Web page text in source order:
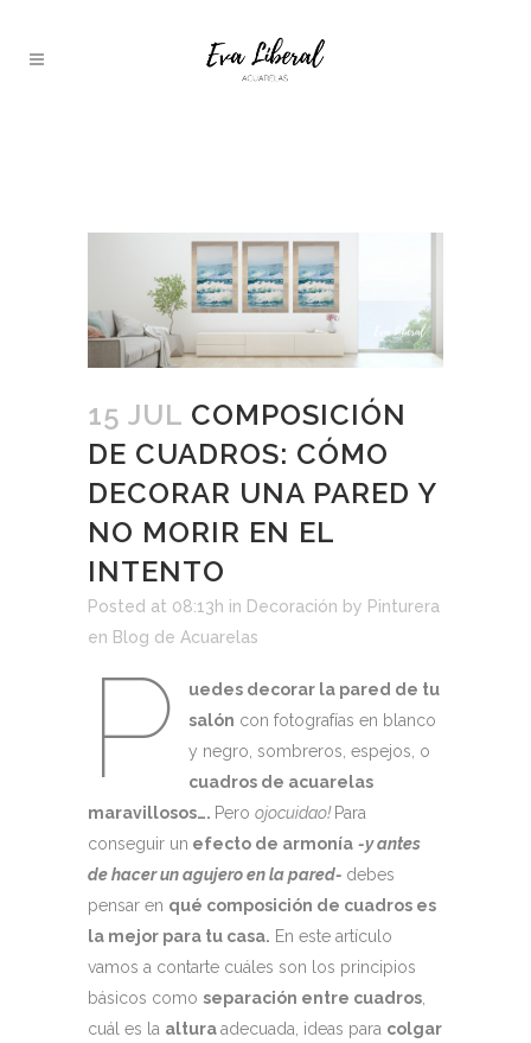
15 JUL COMPOSICIÓN
DE CUADROS: CÓMO
DECORAR UNA PARED Y
NO MORIR EN EL
INTENTO
Posted at 08:13h in Decoración by Pinturera
en Blog de Acuarelas
P
uedes decorar la pared de tu
salón con fotografías en blanco
y negro, sombreros, espejos, o
cuadros de acuarelas
maravillosos…. Pero ojocuidao! Para
conseguir un efecto de armonía -y antes
de hacer un agujero en la pared- debes
pensar en qué composición de cuadros es
la mejor para tu casa. En este artículo
vamos a contarte cuáles son los principios
básicos como separación entre cuadros
cuál es la alturaadecuada, ideas para colgar